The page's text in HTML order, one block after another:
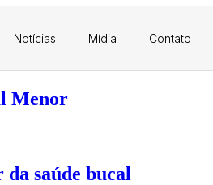
Notícias Mídia Contato
Menor
saúde bucal